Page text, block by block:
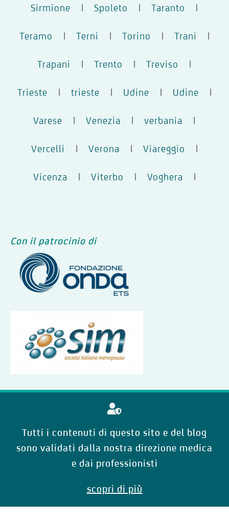
Sirmione | Spoleto | Taranto |
Teramo | Terni | Torino | Trani |
Trapani | Trento | Treviso |
Trieste | trieste | Udine | Udine |
Varese | Venezia | verbania |
Vercelli | Verona | Viareggio |
Vicenza | Viterbo | Voghera |
Con il patrocinio di
Tutti i contenuti di questo sito e del blog
sono validati dalla nostra direzione medica
e dai professionisti
scopri di più